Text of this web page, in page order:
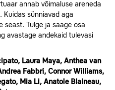
annab võimaluse areneda
Kuidas sünniavad aga
seast. Tulge ja saage osa
avastage andekaid tulevasi
Laura Maya, Anthea van
Fabbri, Connor Williams,
Mia Li, Anatole Blaineau,